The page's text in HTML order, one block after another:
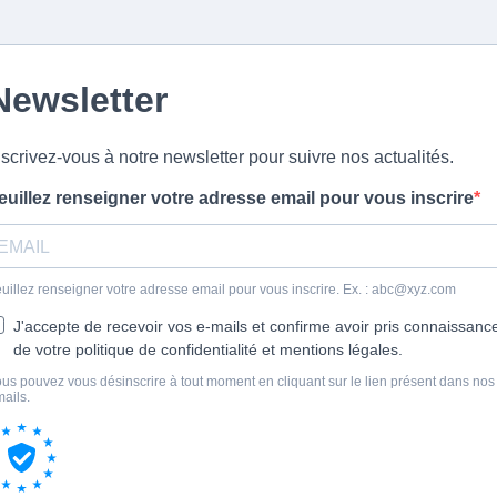
vous à notre newsletter pour suivre nos actualités.
renseigner votre adresse email pour vous inscrire
renseigner votre adresse email pour vous inscrire. Ex. : abc@xyz.com
J'accepte de recevoir vos e-mails et confirme avoir pris
de votre politique de confidentialité et mentions légales.
pouvez vous désinscrire à tout moment en cliquant sur le lien présent dans nos